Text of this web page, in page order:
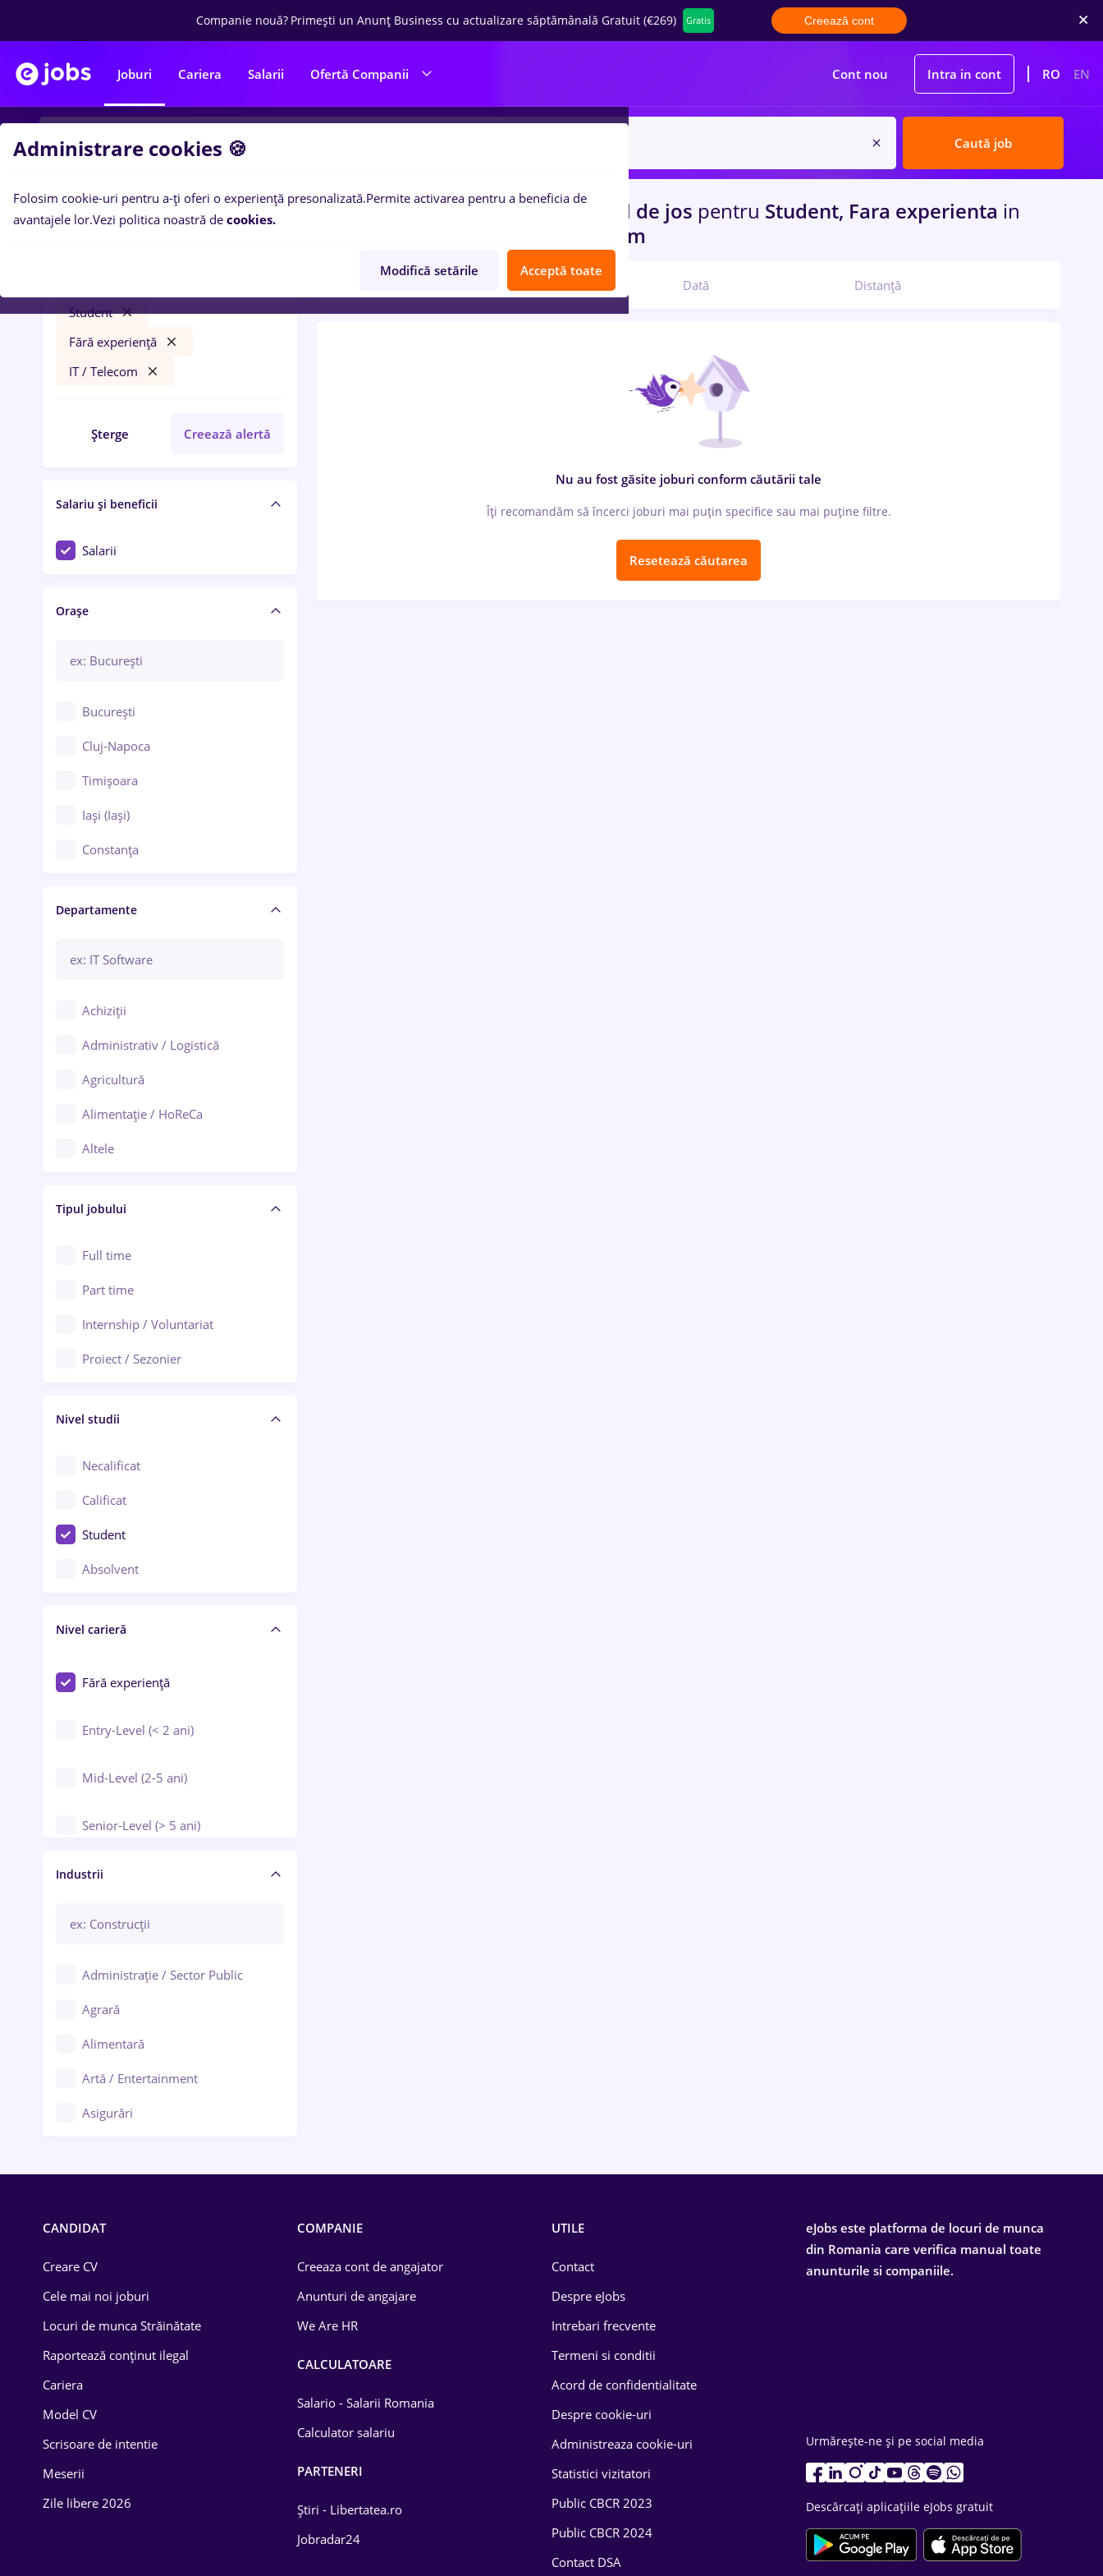
Companie nouă? Primești un Anunț Business cu actualizare săptămânală Gratuit (€269) Gratis Creează cont
Joburi Cariera Salarii Ofertă Companii Cont nou Intra in cont RO EN
Caută job
Filtre
Student
Fără experiență
IT / Telecom
Șterge Creează alertă
Salariu și beneficii
Salarii
Orașe
București
Cluj-Napoca
Timișoara
Iași (Iași)
Constanța
Brașov
Bacău
Galați (Galați)
Ploiești
Arad
Baia Mare
Bârlad
Bistrița (Bistrița-Năsăud)
Departamente
Achiziții
Administrativ / Logistică
Agricultură
Alimentație / HoReCa
Altele
Asigurări
Au pair / Babysitter / Curățenie
Audit / Consultanță
Auto / Echipamente
Automatizări
Cercetare - dezvoltare
Chimie / Biochimie
Confecții / Design vestimentar
Construcții / Instalații
Controlul calității
Educație / Training / Arte
Tipul jobului
Full time
Part time
Internship / Voluntariat
Proiect / Sezonier
Nivel studii
Necalificat
Calificat
Student
Absolvent
Nivel carieră
Fără experiență
Entry-Level (< 2 ani)
Mid-Level (2-5 ani)
Senior-Level (> 5 ani)
Manager / Executiv
Industrii
Administrație / Sector Public
Agrară
Alimentară
Artă / Entertainment
Asigurări
Drept
Educație / Training
Energetică
Farma
0locuri de muncacu salarii viseul de jos pentru Student, Fara experienta in
Constructii / Instalatii, IT / Telecom
Relevanță Dată Distanță
Nu au fost găsite joburi conform căutării tale
Îți recomandăm să încerci joburi mai puțin specifice sau mai puține filtre.
Resetează căutarea
CANDIDAT
Creare CV
Cele mai noi joburi
Locuri de munca Străinătate
Raportează conținut ilegal
Cariera
Model CV
Scrisoare de intentie
Meserii
Zile libere 2026
COMPANIE
Creeaza cont de angajator
Anunturi de angajare
We Are HR
CALCULATOARE
Salario - Salarii Romania
Calculator salariu
PARTENERI
Știri - Libertatea.ro
Jobradar24
UTILE
Contact
Despre eJobs
Intrebari frecvente
Termeni si conditii
Acord de confidentialitate
Despre cookie-uri
Administreaza cookie-uri
Statistici vizitatori
Public CBCR 2023
Public CBCR 2024
Contact DSA
eJobs este platforma de locuri de munca
din Romania care verifica manual toate
anunturile si companiile.
Urmărește-ne și pe social media
Descărcați aplicațiile eJobs gratuit
Administrare cookies 🍪
Folosim cookie-uri pentru a-ți oferi o experiență presonalizată.Permite activarea pentru a beneficia de
avantajele lor.Vezi politica noastră de cookies.
Modifică setările Acceptă toate